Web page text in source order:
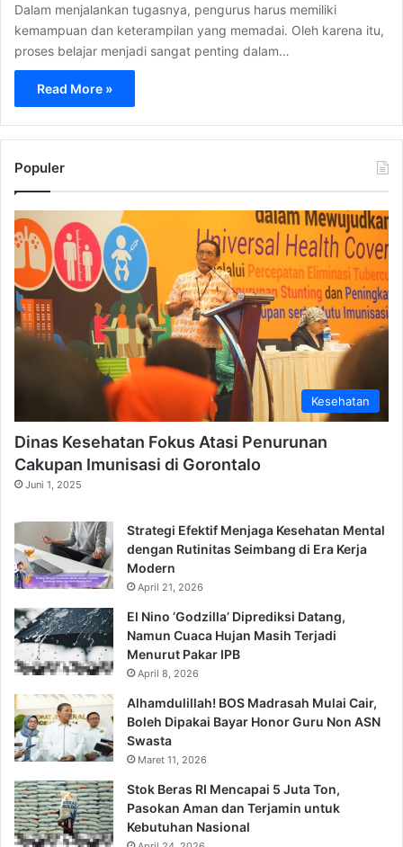
Dalam menjalankan tugasnya, pengurus harus memiliki
kemampuan dan keterampilan yang memadai. Oleh karena itu,
proses belajar menjadi sangat penting dalam…
Read More »
Populer
Kesehatan
Dinas Kesehatan Fokus Atasi Penurunan
Cakupan Imunisasi di Gorontalo
Juni 1, 2025
Strategi Efektif Menjaga Kesehatan Mental
dengan Rutinitas Seimbang di Era Kerja
Modern
April 21, 2026
El Nino ‘Godzilla’ Diprediksi Datang,
Namun Cuaca Hujan Masih Terjadi
Menurut Pakar IPB
April 8, 2026
Alhamdulillah! BOS Madrasah Mulai Cair,
Boleh Dipakai Bayar Honor Guru Non ASN
Swasta
Maret 11, 2026
Stok Beras RI Mencapai 5 Juta Ton,
Pasokan Aman dan Terjamin untuk
Kebutuhan Nasional